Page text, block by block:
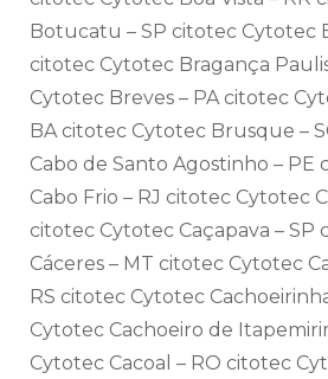
Botucatu – SP citotec Cytotec
citotec Cytotec Bragança
Cytotec Breves – PA citotec
BA citotec Cytotec Brusque –
Cabo de Santo Agostinho – PE
Cabo Frio – RJ citotec Cytotec
citotec Cytotec Caçapava – SP
Cáceres – MT citotec Cytotec
RS citotec Cytotec
Cytotec Cachoeiro de
Cytotec Cacoal – RO citotec